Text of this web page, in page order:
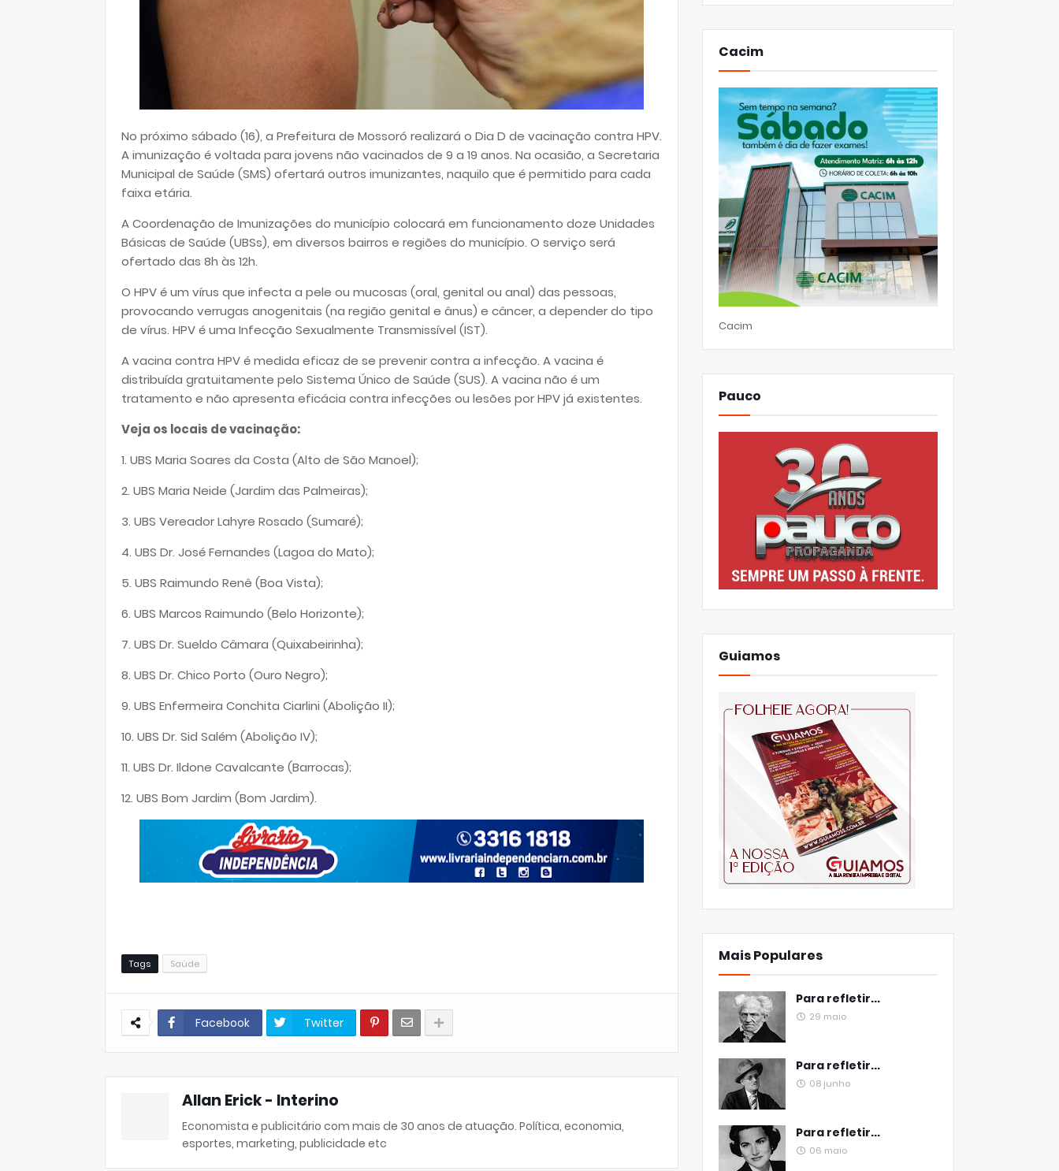
No próximo sábado (16), a Prefeitura de Mossoró realizará o Dia D de vacinação contra HPV.
A imunização é voltada para jovens não vacinados de 9 a 19 anos. Na ocasião, a Secretaria
Municipal de Saúde (SMS) ofertará outros imunizantes, naquilo que é permitido para cada
faixa etária.
A Coordenação de Imunizações do município colocará em funcionamento doze Unidades
Básicas de Saúde (UBSs), em diversos bairros e regiões do município. O serviço será
ofertado das 8h às 12h.
O HPV é um vírus que infecta a pele ou mucosas (oral, genital ou anal) das pessoas,
provocando verrugas anogenitais (na região genital e ânus) e câncer, a depender do tipo
de vírus. HPV é uma Infecção Sexualmente Transmissível (IST).
A vacina contra HPV é medida eficaz de se prevenir contra a infecção. A vacina é
distribuída gratuitamente pelo Sistema Único de Saúde (SUS). A vacina não é um
tratamento e não apresenta eficácia contra infecções ou lesões por HPV já existentes.
Veja os locais de vacinação:
1. UBS Maria Soares da Costa (Alto de São Manoel);
2. ⁠UBS Maria Neide (Jardim das Palmeiras);
3. ⁠UBS Vereador Lahyre Rosado (Sumaré);
4. ⁠UBS Dr. José Fernandes (Lagoa do Mato);
5. ⁠UBS Raimundo Renê (Boa Vista);
6. ⁠UBS Marcos Raimundo (Belo Horizonte);
7. ⁠UBS Dr. Sueldo Câmara (Quixabeirinha);
8. ⁠UBS Dr. Chico Porto (Ouro Negro);
9. ⁠UBS Enfermeira Conchita Ciarlini (Abolição II);
10. ⁠UBS Dr. Sid Salém (Abolição IV);
11. ⁠UBS Dr. Ildone Cavalcante (Barrocas);
12. ⁠UBS Bom Jardim (Bom Jardim).
Tags Saúde
Facebook Twitter
Allan Erick - Interino
Economista e publicitário com mais de 30 anos de atuação. Política, economia,
esportes, marketing, publicidade etc
Cacim
Cacim
Pauco
Guiamos
Mais Populares
Para refletir...
29 maio
Para refletir...
08 junho
Para refletir...
06 maio